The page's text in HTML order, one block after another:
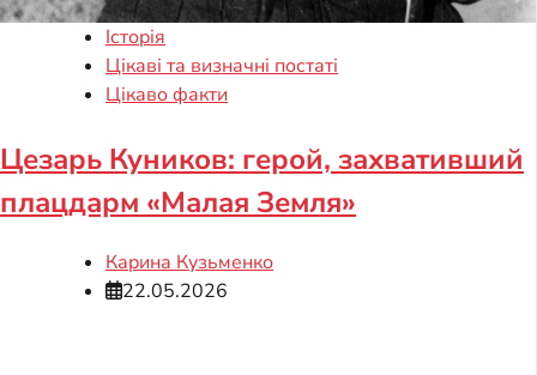
Історія
Цікаві та визначні постаті
Цікаво факти
Цезарь Куников: герой, захвативший
плацдарм «Малая Земля»
Карина Кузьменко
22.05.2026